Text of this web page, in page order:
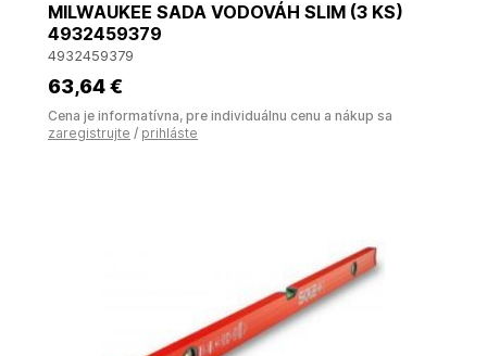
MILWAUKEE SADA VODOVÁH SLIM (3 KS)
4932459379
4932459379
63,64 €
Cena je informatívna, pre individuálnu cenu a nákup sa
zaregistrujte / prihláste